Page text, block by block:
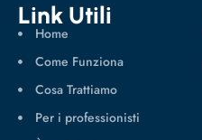
Link Utili
Home
Come Funziona
Cosa Trattiamo
Per i professionisti